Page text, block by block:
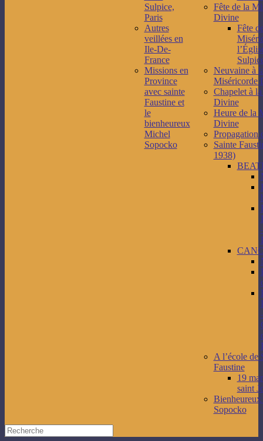
Sulpice,
Paris
Autres
veillées en
Ile-De-
France
Missions en
Province
avec sainte
Faustine et
le
bienheureux
Michel
Sopocko
Fête de la
Divine
Fête
Neuvaine à
Miséricorde
Chapelet à
Divine
Heure de la
Divine
Propagation
Sainte
1938)
A l’école de
Faustine
19
saint
Sopocko